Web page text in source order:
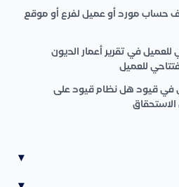
حساب مورد أو عميل لفرع أو موقع
للعميل في تقرير أعمار الديون
للعميل
في قيود هل نظام قيود على
▾